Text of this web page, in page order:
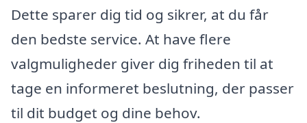
Dette sparer dig tid og sikrer, at du får
den bedste service. At have flere
valgmuligheder giver dig friheden til at
tage en informeret beslutning, der passer
til dit budget og dine behov.